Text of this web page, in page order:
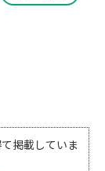
掲載していま